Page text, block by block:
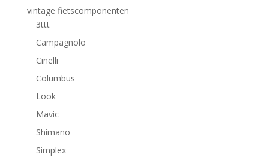
vintage fietscomponenten
3ttt
Campagnolo
Cinelli
Columbus
Look
Mavic
Shimano
Simplex